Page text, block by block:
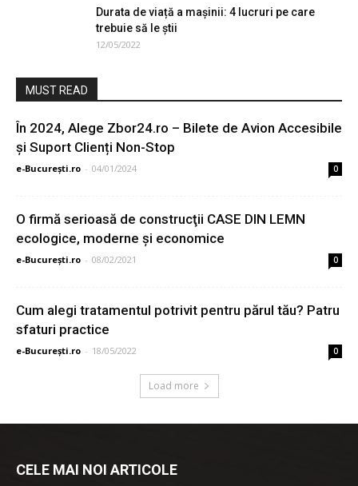
Durata de viață a mașinii: 4 lucruri pe care
trebuie să le știi
12/05/2022
MUST READ
În 2024, Alege Zbor24.ro – Bilete de Avion Accesibile
și Suport Clienți Non-Stop
e-București.ro - 04/01/2024 0
O firmă serioasă de construcţii CASE DIN LEMN
ecologice, moderne și economice
e-București.ro - 08/02/2021 0
Cum alegi tratamentul potrivit pentru părul tău? Patru
sfaturi practice
e-București.ro - 18/05/2022 0
Load more
CELE MAI NOI ARTICOLE